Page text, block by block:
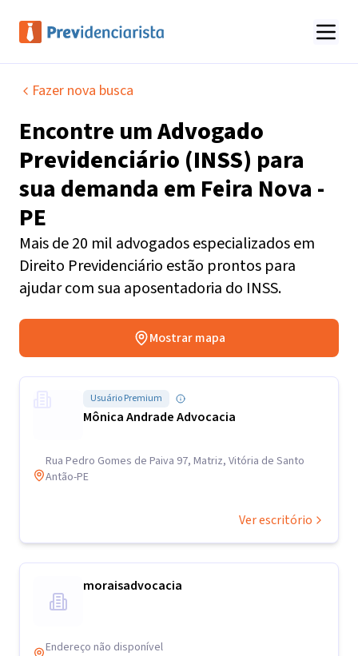
Fazer nova busca
Encontre umAdvogado
Previdenciário (INSS) para
sua demanda em Feira Nova -
PE
Mais de 20 mil advogados especializados em
Direito Previdenciário estão prontos para
ajudar com sua aposentadoria do INSS.
Mostrar mapa
Usuário Premium
Mônica Andrade Advocacia
Rua Pedro Gomes de Paiva 97, Matriz, Vitória de Santo
Antão-PE
Ver escritório
moraisadvocacia
Endereço não disponível